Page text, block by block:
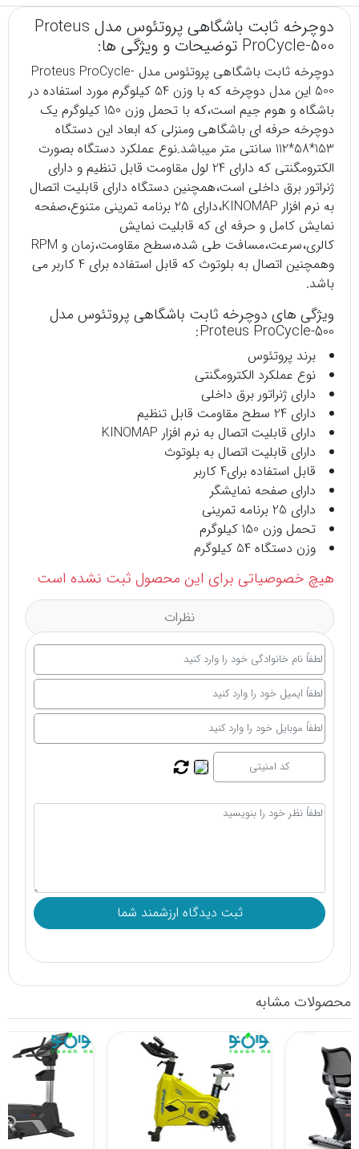
دوچرخه ثابت باشگاهی پروتئوس مدل Proteus
ProCycle-500 توضیحات و ویژگی ها:
دوچرخه ثابت باشگاهی پروتئوس مدل Proteus ProCycle-
500 این مدل دوچرخه که با وزن 54 کیلوگرم مورد استفاده در
باشگاه و هوم جیم است،که با تحمل وزن 150 کیلوگرم یک
دوچرخه حرفه ای باشگاهی ومنزلی که ابعاد این دستگاه
153*58*112 سانتی متر میباشد.نوع عملکرد دستگاه بصورت
الکترومگنتی که دارای 24 لول مقاومت قابل تنظیم و دارای
ژنراتور برق داخلی است،همچنین دستگاه دارای قابلیت اتصال
به نرم افزار KINOMAP،دارای 25 برنامه تمرینی متنوع،صفحه
نمایش کامل و حرفه ای که قابلیت نمایش
کالری،سرعت،مسافت طی شده،سطح مقاومت،زمان و RPM
وهمچنین اتصال به بلوتوث که قابل استفاده برای 4 کاربر می
باشد.
ویژگی های دوچرخه ثابت باشگاهی پروتئوس مدل
Proteus ProCycle-500:
برند پروتئوس
نوع عملکرد الکترومگنتی
دارای ژنراتور برق داخلی
دارای 24 سطح مقاومت قابل تنظیم
دارای قابلیت اتصال به نرم افزار KINOMAP
دارای قابلیت اتصال به بلوتوث
قابل استفاده برای4 کاربر
دارای صفحه نمایشگر
دارای 25 برنامه تمرینی
تحمل وزن 150 کیلوگرم
وزن دستگاه 54 کیلوگرم
هیچ خصوصیاتی برای این محصول ثبت نشده است
نظرات
محصولات مشابه